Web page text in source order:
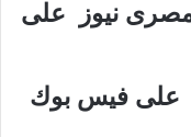
نيوز على
على فيس بوك